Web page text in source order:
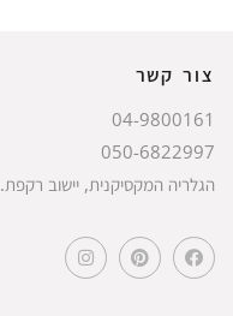
צור קשר
04-9800161
050-6822997
הגלריה המקסיקנית, יישוב רקפת.